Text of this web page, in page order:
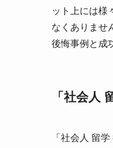
ット上には様
なくありませ
後悔事例と成
「社会人
「社会人 留